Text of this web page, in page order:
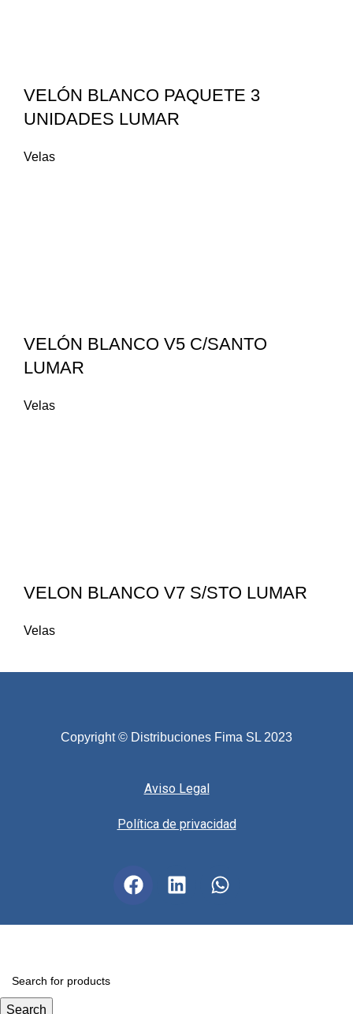
VELÓN BLANCO PAQUETE 3
UNIDADES LUMAR
Velas
VELÓN BLANCO V5 C/SANTO
LUMAR
Velas
VELON BLANCO V7 S/STO LUMAR
Velas
Copyright © Distribuciones Fima SL 2023
Aviso Legal
Política de privacidad
Search